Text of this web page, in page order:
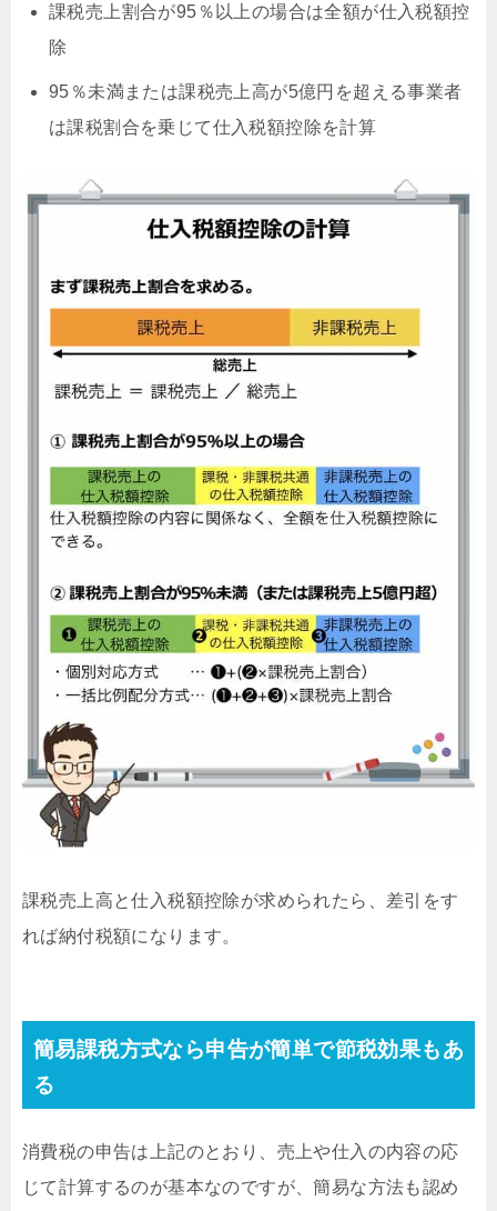
課税売上割合が95％以上の場合は全額が仕入税額控
除
95％未満または課税売上高が5億円を超える事業者
は課税割合を乗じて仕入税額控除を計算
課税売上高と仕入税額控除が求められたら、差引をす
れば納付税額になります。
簡易課税方式なら申告が簡単で節税効果もあ
る
消費税の申告は上記のとおり、売上や仕入の内容の応
じて計算するのが基本なのですが、簡易な方法も認め